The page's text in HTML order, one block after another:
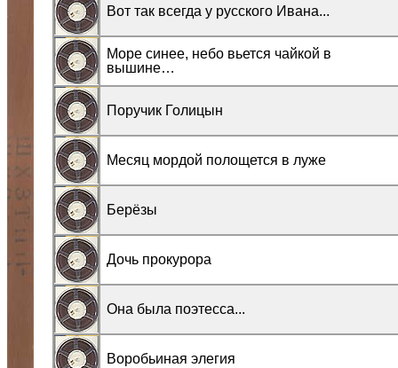
Вот так всегда у русского Ивана...
Море синее, небо вьется чайкой в
вышине…
Поручик Голицын
Месяц мордой полощется в луже
Берёзы
Дочь прокурора
Она была поэтесса...
Воробьиная элегия